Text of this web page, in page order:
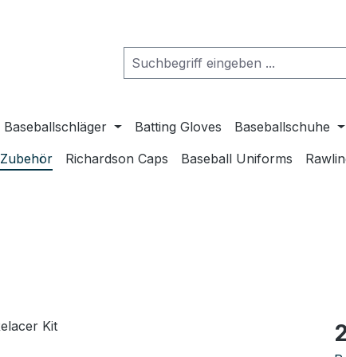
Baseballschläger Batting Gloves Baseballschuhe
Zubehör Richardson Caps Baseball Uniforms